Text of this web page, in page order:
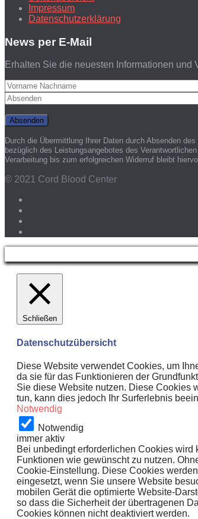
Impressum
Datenschutzerklärung
News per E-Mail
Erhalten Sie die neuesten Informationen und
Durch die Übermittlung Ihrer Daten durch Absenden
bezüglich des Leistungsangebotes des
Verarbeitung bis zum erfolgreichen Widerruf bleibt
© 2021 Cord Blood Center
Schließen
Datenschutzübersicht
Diese Website verwendet Cookies, um
da sie für das Funktionieren der
Sie diese Website nutzen. Diese Cookies
tun, kann dies jedoch Ihr Surferlebnis
Notwendig
Notwendig
immer aktiv
Bei unbedingt erforderlichen Cookies
Funktionen wie gewünscht zu nutzen.
Cookie-Einstellung. Diese Cookies
eingesetzt, wenn Sie unsere Website
mobilen Gerät die optimierte Website-
so dass die Sicherheit der übertragenen
Cookies können nicht deaktiviert werden.